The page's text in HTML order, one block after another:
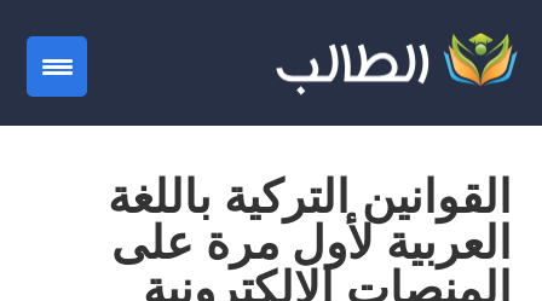
القوانين التركية باللغة
العربية لأول مرة على
المنصات الإلكترونية